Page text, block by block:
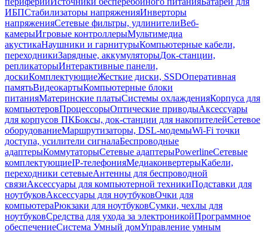
ИБПСтабилизаторы напряженияИнверторы
напряженияСетевые фильтры, удлинителиВеб-
камерыИгровые контроллерыМультимедиа
акустикаНаушники и гарнитурыКомпьютерные кабели,
переходникиЗарядные, аккумуляторыДок-станции,
репликаторыИнтерактивные панели,
доскиКомплектующиеЖесткие диски, SSDОперативная
памятьВидеокартыКомпьютерные блоки
питанияМатеринские платыСистемы охлажденияКорпуса для
компьютеровПроцессорыОптические приводыАксессуары
для корпусов ПКБоксы, док-станции для накопителейСетевое
оборудованиеМаршрутизаторы, DSL-модемыWi-Fi точки
доступа, усилители сигналаБеспроводные
адаптерыКоммутаторыСетевые адаптерыPowerlineСетевые
комплектующиеIP-телефонияМедиаконвертерыКабели,
переходники сетевыеАнтенны для беспроводной
связиАксессуары для компьютерной техникиПодставки для
ноутбуковАксессуары для ноутбуковОчки для
компьютераРюкзаки для ноутбуковСумки, чехлы для
ноутбуковСредства для ухода за электроникойПрограммное
обеспечениеСистема Умный домУправление умным